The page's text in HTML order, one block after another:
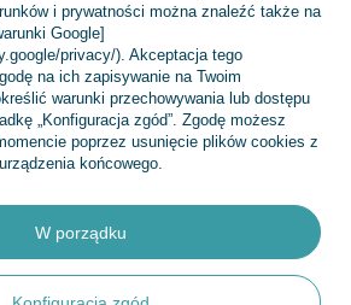
i prywatności można znaleźć także na
Google]
privacy/). Akceptacja tego
na ich zapisywanie na Twoim
warunki przechowywania lub dostępu
„Konfiguracja zgód”. Zgodę możesz
poprzez usunięcie plików cookies z
końcowego.
W porządku